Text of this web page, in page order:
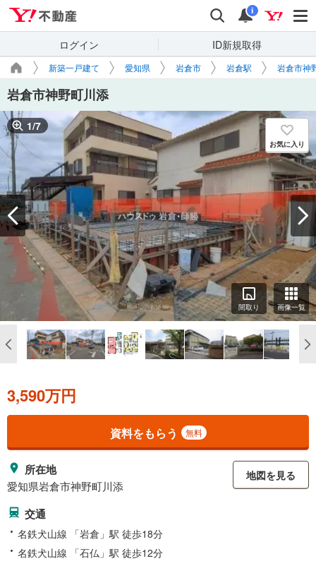
検索 通知
i
ログイン ID新規取得
新築一戸建て 愛知県 岩倉市 岩倉駅 岩倉市神
岩倉市神野町川添
1/7
お気に入り
間取り 画像一覧
3,590万円
資料をもらう 無料
所在地
愛知県岩倉市神野町川添
地図を見る
交通
名鉄犬山線 「岩倉」駅 徒歩18分
名鉄犬山線 「石仏」駅 徒歩12分